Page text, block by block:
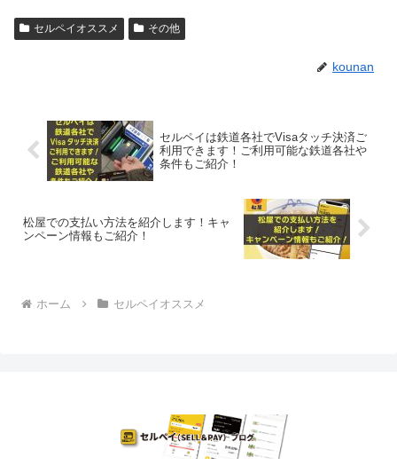
セルペイオススメ その他
kounan
セルペイは鉄道各社でVisaタッチ決済ご
利用できます！ご利用可能な鉄道各社や
条件もご紹介！
松屋での支払い方法を紹介します！キャ
ンペーン情報もご紹介！
ホーム セルペイオススメ